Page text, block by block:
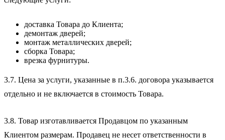
доставка Товара до Клиента;
демонтаж дверей;
монтаж металлических дверей;
сборка Товара;
врезка фурнитуры.
3.7. Цена за услуги, указанные в п.3.6. договора указывается
отдельно и не включается в стоимость Товара.
3.8. Товар изготавливается Продавцом по указанным
Клиентом размерам. Продавец не несет ответственности в